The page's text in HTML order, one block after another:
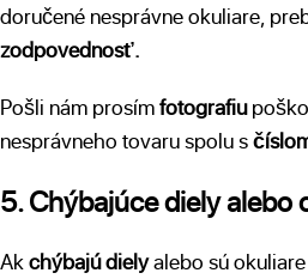
doručené nesprávne okuliare,
zodpovednosť.
Pošli nám prosímfotografiu
nesprávneho tovaru spolu s
5. Chýbajúce diely alebo
Akchýbajú dielyalebo sú